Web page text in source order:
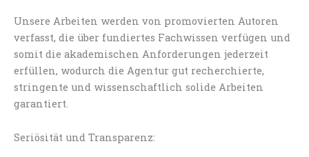
Unsere Arbeiten werden von promovierten Autoren
verfasst, die über fundiertes Fachwissen verfügen und
somit die akademischen Anforderungen jederzeit
erfüllen, wodurch die Agentur gut recherchierte,
stringente und wissenschaftlich solide Arbeiten
garantiert.
Seriösität und Transparenz: